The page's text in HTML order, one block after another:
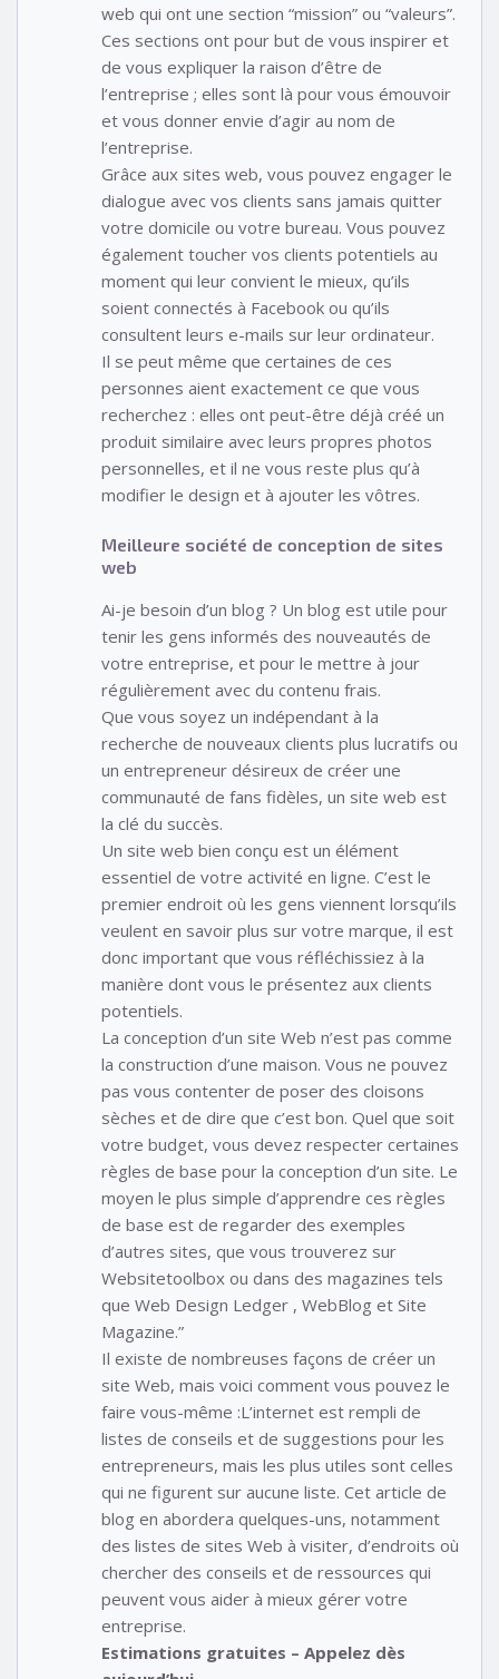
web qui ont une section “mission” ou “valeurs”.
Ces sections ont pour but de vous inspirer et
de vous expliquer la raison d’être de
l’entreprise ; elles sont là pour vous émouvoir
et vous donner envie d’agir au nom de
l’entreprise.
Grâce aux sites web, vous pouvez engager le
dialogue avec vos clients sans jamais quitter
votre domicile ou votre bureau. Vous pouvez
également toucher vos clients potentiels au
moment qui leur convient le mieux, qu’ils
soient connectés à Facebook ou qu’ils
consultent leurs e-mails sur leur ordinateur.
Il se peut même que certaines de ces
personnes aient exactement ce que vous
recherchez : elles ont peut-être déjà créé un
produit similaire avec leurs propres photos
personnelles, et il ne vous reste plus qu’à
modifier le design et à ajouter les vôtres.
Meilleure société de conception de sites
web
Ai-je besoin d’un blog ? Un blog est utile pour
tenir les gens informés des nouveautés de
votre entreprise, et pour le mettre à jour
régulièrement avec du contenu frais.
Que vous soyez un indépendant à la
recherche de nouveaux clients plus lucratifs ou
un entrepreneur désireux de créer une
communauté de fans fidèles, un site web est
la clé du succès.
Un site web bien conçu est un élément
essentiel de votre activité en ligne. C’est le
premier endroit où les gens viennent lorsqu’ils
veulent en savoir plus sur votre marque, il est
donc important que vous réfléchissiez à la
manière dont vous le présentez aux clients
potentiels.
La conception d’un site Web n’est pas comme
la construction d’une maison. Vous ne pouvez
pas vous contenter de poser des cloisons
sèches et de dire que c’est bon. Quel que soit
votre budget, vous devez respecter certaines
règles de base pour la conception d’un site. Le
moyen le plus simple d’apprendre ces règles
de base est de regarder des exemples
d’autres sites, que vous trouverez sur
Websitetoolbox ou dans des magazines tels
que Web Design Ledger , WebBlog et Site
Magazine.”
Il existe de nombreuses façons de créer un
site Web, mais voici comment vous pouvez le
faire vous-même :L’internet est rempli de
listes de conseils et de suggestions pour les
entrepreneurs, mais les plus utiles sont celles
qui ne figurent sur aucune liste. Cet article de
blog en abordera quelques-uns, notamment
des listes de sites Web à visiter, d’endroits où
chercher des conseils et de ressources qui
peuvent vous aider à mieux gérer votre
entreprise.
Estimations gratuites – Appelez dès